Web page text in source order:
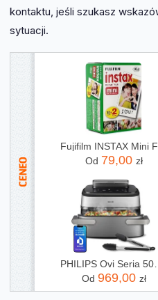
kontaktu, jeśli szukasz
sytuacji.
Od 79,00 zł
PHILIPS Ovi Seria 5000 Ultra Megabasket NA565/02
Od 969,00 zł